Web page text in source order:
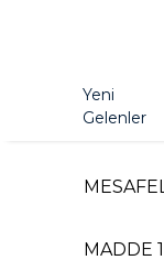
Yeni
Gelenler
MADDE